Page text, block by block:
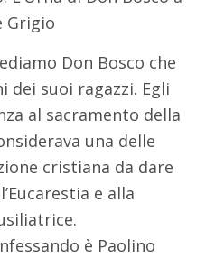
Grigio
Don Bosco che
dei suoi ragazzi. Egli
al sacramento della
una delle
cristiana da dare
e alla
è Paolino